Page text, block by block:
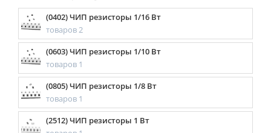
(0402) ЧИП резисторы 1/16 Вт
товаров 2
(0603) ЧИП резисторы 1/10 Вт
товаров 1
(0805) ЧИП резисторы 1/8 Вт
товаров 1
(2512) ЧИП резисторы 1 Вт